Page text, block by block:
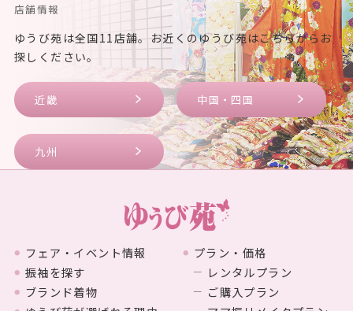
店舗情報
ゆうび苑は全国11店舗。お近くのゆうび苑はこちらからお
探しください。
近畿 中国・四国
九州
フェア・イベント情報
振袖を探す
ブランド着物
プラン・価格
レンタルプラン
ご購入プラン